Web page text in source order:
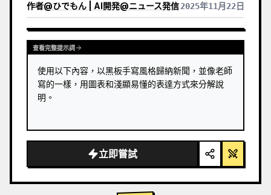
作者@ひでもん | AI開発@ニュース発信2025年11月22日
查看其他模型的結果
查看完整提示詞
使用以下內容，以黑板手寫風格歸納新聞，並像老師
寫的一樣，用圖表和淺顯易懂的表達方式來分解說
明。
立即嘗試